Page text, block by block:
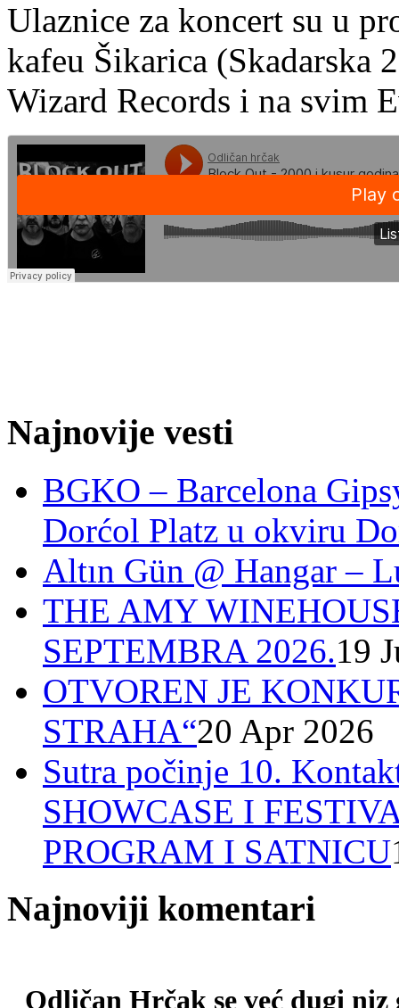
Ulaznice za koncert su u
kafeu Šikarica (Skadarska
Wizard Records i na svim
Najnovije vesti
BGKO – Barcelona
Dorćol Platz u okviru
Altın Gün @ Hangar –
THE AMY
SEPTEMBRA 2026.19
OTVOREN JE
STRAHA“20 Apr 2026
Sutra počinje 10.
SHOWCASE I
PROGRAM I SATNICU
Najnoviji komentari
Odličan Hrčak se već dugi